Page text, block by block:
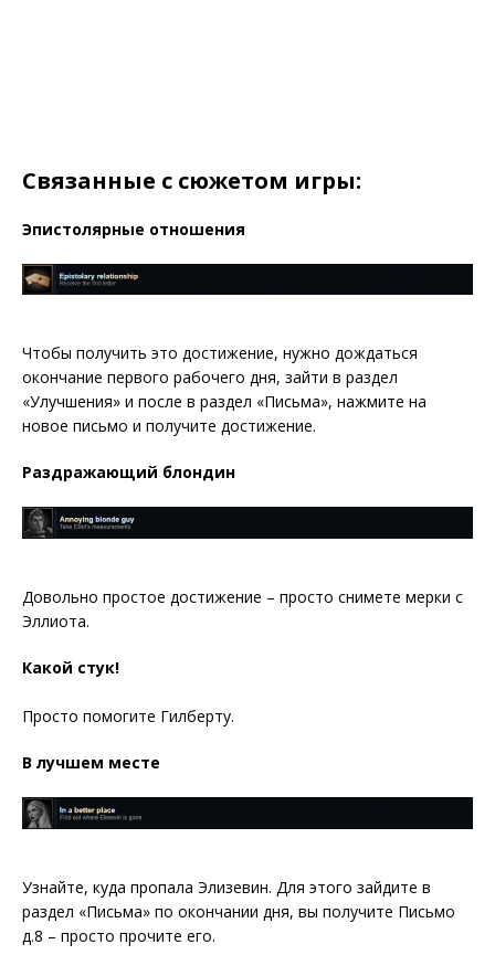
Связанные с сюжетом игры:
Эпистолярные отношения
Чтобы получить это достижение, нужно дождаться
окончание первого рабочего дня, зайти в раздел
«Улучшения» и после в раздел «Письма», нажмите на
новое письмо и получите достижение.
Раздражающий блондин
Довольно простое достижение – просто снимете мерки с
Эллиота.
Какой стук!
Просто помогите Гилберту.
В лучшем месте
Узнайте, куда пропала Элизевин. Для этого зайдите в
раздел «Письма» по окончании дня, вы получите Письмо
д.8 – просто прочите его.